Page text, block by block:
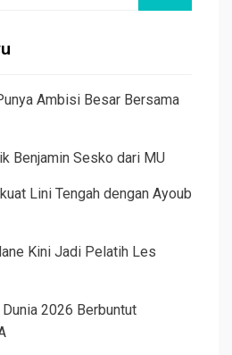
Ambisi Besar Bersama
Benjamin Sesko dari MU
Lini Tengah dengan Ayoub
Kini Jadi Pelatih Les
2026 Berbuntut